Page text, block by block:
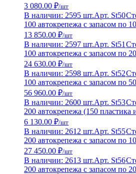
3 080.00 ₽/шт
В наличии: 2595 шт.Арт. St50
100 автокрепежа с запасом по
13 850.00 ₽/шт
В наличии: 2597 шт.Арт. St51
100 автокрепежа с запасом по
24 630.00 ₽/шт
В наличии: 2598 шт.Арт. St52
100 автокрепежа с запасом по
56 960.00 ₽/шт
В наличии: 2600 шт.Арт. St53
200 автокрепежа (150 пластика
6 130.00 ₽/шт
В наличии: 2612 шт.Арт. St55
200 автокрепежа с запасом по
27 450.00 ₽/шт
В наличии: 2613 шт.Арт. St56
200 автокрепежа с запасом по